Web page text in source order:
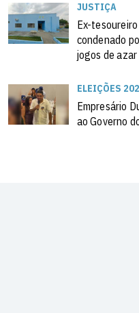
JUSTIÇA
Ex-
condenado
jogos de azar
ELEIÇÕES
Empresário
ao Governo